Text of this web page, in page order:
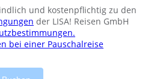
und kostenpflichtig zu den
der LISA! Reisen GmbH
bei einer Pauschalreise